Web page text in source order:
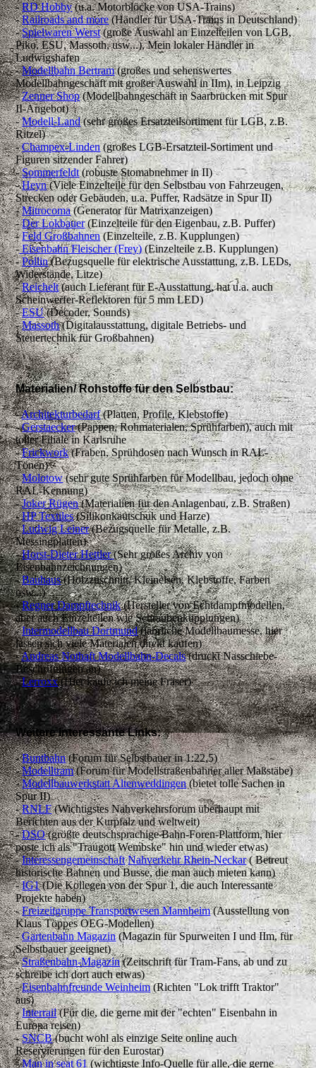
-RD Hobby(u.a. Motorblöcke von USA-Trains)
-Railroads and more(Händler für USA-Trains in Deutschland)
-Spielwaren Werst(große Auswahl an Einzelteilen von LGB,
Piko, ESU, Massoth, usw...), Mein lokaler Händler in
Ludwigshafen
-Modellbahn Bertram(großes und sehenswertes
Modellbahngeschäft mit großer Auswahl in IIm), in Leipzig
-Zenner Shop(Modellbahngeschäft in Saarbrücken mit Spur
II-Angebot)
-Modell-Land(sehr großes Ersatzteilsortiment für LGB, z.B.
Ritzel)
-Champex-Linden(großes LGB-Ersatzteil-Sortiment und
Figuren sitzender Fahrer)
-Sommerfeldt(robuste Stomabnehmer in II)
-Heyn(Viele Einzelteile für den Selbstbau von Fahrzeugen,
Strecken oder Gebäuden, u.a. Puffer, Radsätze in Spur II)
-Mitrocoma(Generator für Matrixanzeigen)
-Der Lokbauer(Einzelteile für den Eigenbau, z.B. Puffer)
-Feld Großbahnen(Einzelteile, z.B. Kupplungen)
-Eisenbahn Fleischer (Frey)(Einzelteile z.B. Kupplungen)
-Pollin(Bezugsquelle für elektrische Ausstattung, z.B. LEDs,
Widerstände, Litze)
-Reichelt(auch Lieferant für E-Ausstattung, hat u.a. auch
Scheinwerfer-Reflektoren für 5 mm LED)
-ESU(Decoder, Sounds)
-Massoth(Digitalausstattung, digitale Betriebs- und
Steuertechnik für Großbahnen)
Materialien/ Rohstoffe für den Selbstbau:
-Architekturbedarf(Platten, Profile, Klebstoffe)
-Gerstaecker(Pappen, Rohmaterialen, Sprühfarben), auch mit
toller Filiale in Karlsruhe
-Frickwork(Fraben, Sprühdosen nach Wunsch in RAL-
Tönen)
-Molotow(sehr gute Sprühfarben für Modellbau, jedoch ohne
RAL-Kennung)
-Joker Rügen(Materialien für den Anlagenbau, z.B. Straßen)
-HP Textiles(Silikonkautschuk und Harze)
-Ludwig Leiner(Bezugsquelle für Metalle, z.B.
Messingplatten)
-Horst-Dieter Hettler(Sehr großes Archiv von
Eisenbahnzeichnungen)
-Bauhaus(Holzzuschnitt, Kleineisen, Klebstoffe, Farben
usw...)
-Regner Dampftechnik(Hersteller von Echtdampfmodellen,
aber auch Einzelteilen wie Schraubenkupplungen)
-Intermodellbau Dortmund(jährliche Modellbaumesse, hier
lassen sich viele Materialen direkt kaufen)
-Andreas Nothaft Modellbahn-Decals(druckt Nasschiebe-
Beschriftungen an)
-Lerroxx(Hier kaufe ich meine Fräser)
Weitere interessante Links:
-Buntbahn(Forum für Selbstbauer in 1:22,5)
-Modelltram(Forum für Modellstraßenbahner aller Maßstäbe)
-Modellbauwerkstatt Altenweddingen(bietet tolle Sachen in
Spur II)
-RNLF(Wichtigstes Nahverkehrsforum überhaupt mit
Berichten aus der Kurpfalz und weltweit)
-DSO(größte deutschsprachige Bahn-Foren-Plattform, hier
poste ich als "Traugott Wembske" hin und wieder etwas)
-Interessengemeinschaft Nahverkehr Rhein-Neckar( Betreut
historische Bahnen und Busse, die man auch mieten kann)
-IG1(Die Kollegen von der Spur 1, die auch Interessante
Projekte haben)
-Freizeitgruppe Transportwesen Mannheim(Ausstellung von
Klaus Töppes OEG-Modellen)
-Gartenbahn Magazin(Magazin für Spurweiten I und IIm, für
Selbstbauer geeignet)
-Straßenbahn-Magazin(Zeitschrift für Tram-Fans, ab und zu
schreibe ich dort auch etwas)
-Eisenbahnfreunde Weinheim(Richten "Lok trifft Traktor"
aus)
-Interrail(Für die, die gerne mit der "echten" Eisenbahn in
Europa reisen)
-SNCB(bucht wohl als einzige Seite online auch
Reservierungen für den Eurostar)
-Man in seat 61(wichtigste Info-Quelle für alle, die gerne